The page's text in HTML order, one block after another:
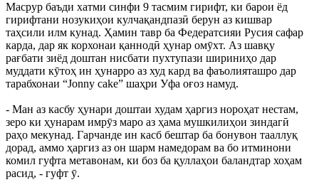
Масрур баъди хатми синфи 9 тасмим гирифт, ки барои ёд
гирифтани нозукиҳои кулчақандпазӣ берун аз кишвар
таҳсили илм кунад. Ҳамин тавр ба Федератсияи Русия сафар
карда, дар як корхонаи қаннодӣ ҳунар омӯхт. Аз шавқу
рағбати зиёд доштан нисбати пухтупази шириниҳо дар
муддати кӯтоҳ ин ҳунарро аз худ кард ва фаъолияташро дар
тарабхонаи “Jonny cake” шаҳри Уфа оғоз намуд.
- Ман аз касбу ҳунари доштаи худам ҳаргиз нороҳат нестам,
зеро ки ҳунарам имрӯз маро аз ҳама мушкилиҳои зиндагӣ
раҳо мекунад. Гарчанде ин касб бештар ба бонувон тааллуқ
дорад, аммо ҳаргиз аз он шарм намедорам ва бо итминони
комил гуфта метавонам, ки боз ба қуллаҳои баландтар хоҳам
расид, - гуфт ӯ.